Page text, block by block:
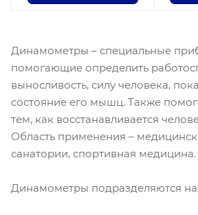
Динамометры – специальные
помогающие определить
выносливость, силу человека,
состояние его мышц. Также
тем, как восстанавливается
Область применения –
санатории, спортивная медицина.
Динамометры подразделяются на